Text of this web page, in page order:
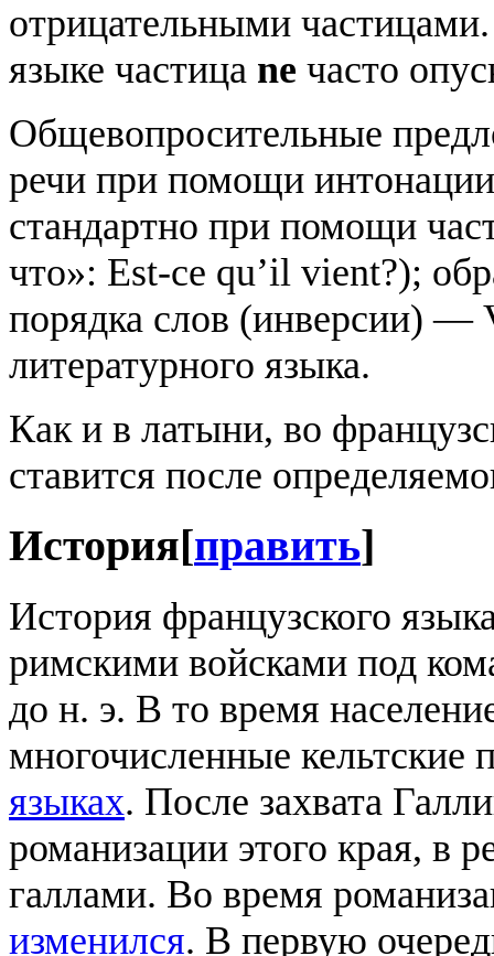
отрицательными
языке частица ne часто
Общевопросительные
речи при помощи
стандартно при помощи
что»: Est-ce qu’il vient?);
порядка слов (инверсии)
литературного языка.
Как и в латыни, во
ставится после
История[править]
История французского
римскими войсками под
до н. э. В то время
многочисленные
языках. После захвата
романизации этого края, в
галлами. Во время
изменился. В первую